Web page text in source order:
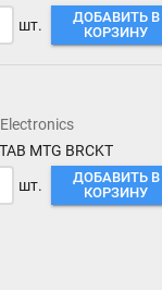
шт.
ДОБАВИТЬ В
КОРЗИНУ
MTG BRCKT
шт.
ДОБАВИТЬ В
КОРЗИНУ